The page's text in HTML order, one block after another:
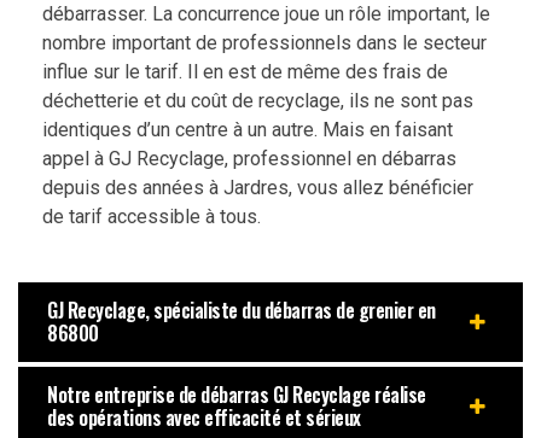
débarrasser. La concurrence joue un rôle important, le
nombre important de professionnels dans le secteur
influe sur le tarif. Il en est de même des frais de
déchetterie et du coût de recyclage, ils ne sont pas
identiques d’un centre à un autre. Mais en faisant
appel à GJ Recyclage, professionnel en débarras
depuis des années à Jardres, vous allez bénéficier
de tarif accessible à tous.
GJ Recyclage, spécialiste du débarras de grenier en
86800
Notre entreprise de débarras GJ Recyclage réalise
des opérations avec efficacité et sérieux